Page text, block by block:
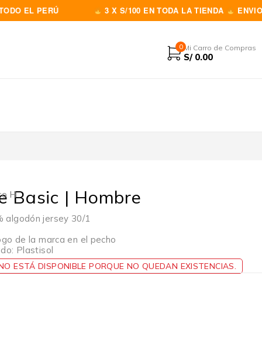
PERÚ 3 X S/100 EN TODA LA TIENDA ENVIOS A
0 Mi Carro de Compras
S/0.00
HBasic | Hombre
algodón jersey 30/1
de la marca en el pecho
Plastisol
ESTÁ DISPONIBLE PORQUE NO QUEDAN EXISTENCIAS.